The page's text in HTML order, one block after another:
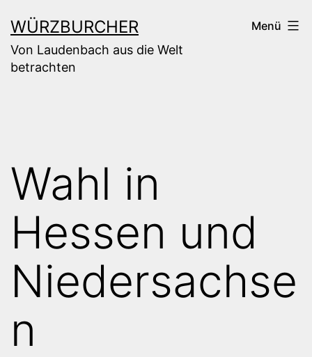
Inhalt
springen
WÜRZBURCHER
Von Laudenbach aus die Welt
betrachten
Menü
Wahl in
Hessen und
Niedersachse
n